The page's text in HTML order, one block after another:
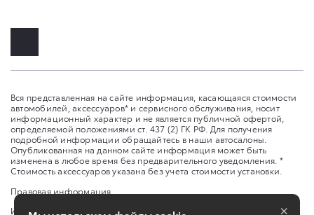
Вся представленная на сайте информация, касающаяся стоимости
автомобилей, аксессуаров* и сервисного обслуживания, носит
информационный характер и не является публичной офертой,
определяемой положениями ст. 437 (2) ГК РФ. Для получения
подробной информации обращайтесь в наши автосалоны.
Опубликованная на данном сайте информация может быть
изменена в любое время без предварительного уведомления. *
Стоимость аксессуаров указана без учета стоимости установки.
Правовая информация
Изменить настройку cookies
×